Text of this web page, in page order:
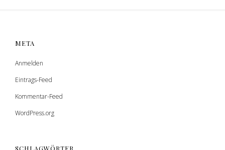
META
Anmelden
Eintrags-Feed
Kommentar-Feed
WordPress.org
SCHLAGWÖRTER